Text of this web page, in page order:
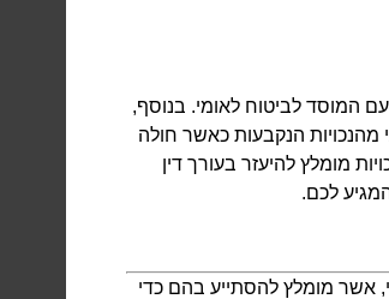
המוסד לביטוח לאומי. בנוסף,
מהנכויות הנקבעות כאשר חולה
מומלץ להיעזר בעורך דין
לכם.
אשר מומלץ להסתייע בהם כדי